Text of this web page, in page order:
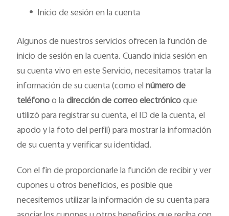
• Inicio de sesión en la cuenta
Algunos de nuestros servicios ofrecen la función de
inicio de sesión en la cuenta. Cuando inicia sesión en
su cuenta vivo en este Servicio, necesitamos tratar la
información de su cuenta (como elnúmero de
teléfono o ladirección de correo electrónico que
utilizó para registrar su cuenta, el ID de la cuenta, el
apodo y la foto del perfil) para mostrar la información
de su cuenta y verificar su identidad.
Con el fin de proporcionarle la función de recibir y ver
cupones u otros beneficios, es posible que
necesitemos utilizar la información de su cuenta para